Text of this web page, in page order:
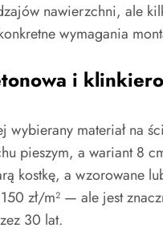
nawierzchni, ale
wymagania
i
wybierany materiał na
pieszym, a wariant 8
kostkę, a wzorowane
zł/m² — ale jest
30 lat.